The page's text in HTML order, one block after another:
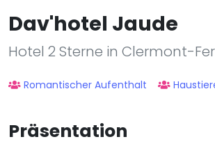
Dav'hotel Jaude
Hotel 2 Sterne in Clermont-
Romantischer Aufenthalt
Präsentation